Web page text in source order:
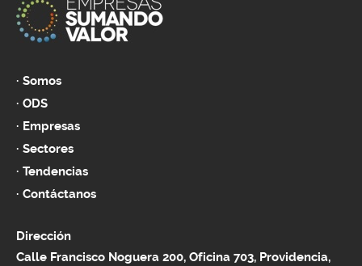
Somos
ODS
Empresas
Sectores
Tendencias
Contáctanos
Dirección
Calle Francisco Noguera 200, Oficina 703, Providencia,